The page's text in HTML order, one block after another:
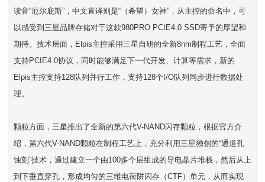
读音“厄尔庇斯”，中文直译则是“（希望）女神”，从主控的命名中，可
以感受到三星品牌存储对于这款980PRO PCIE4.0 SSD寄予的厚望和
期待。技术层面，Elpis主控采用三星自研的全新8nm制程工艺，全面
支持PCIE4.0协议，同时能够满足下一代开发、计算等需求，新的
Elpis主控支持128队列并行工作，支持128个I/O队列同步进行数据处
理。
颗粒方面，三星推出了全新的第六代V-NAND闪存颗粒，根据官方介
绍，第六代V-NAND颗粒在制程工艺上，充分利用三星独创的“通道孔
蚀刻”技术，通过建立一个由100多个层组成的导电晶片堆栈，然后从上
到下垂直穿孔，形成均匀的三维电荷阱闪存（CTF）单元，从而实现